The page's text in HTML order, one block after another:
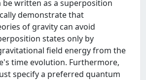
be written as a superposition
demonstrate that
of gravity can avoid
states only by
field energy from the
time evolution. Furthermore,
specify a preferred quantum